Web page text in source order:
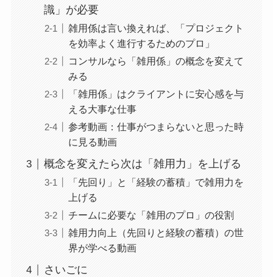
識」が必要
雑用係は言い換えれば、「プロジェクト
を効率よく進行するためのプロ」
コンサルなら「雑用係」の概念を変えて
みる
「雑用係」はクライアントに安心感を与
える大事な仕事
参考動画：仕事がつまらないと思った時
に見る動画
概念を変えたら次は「雑用力」を上げる
「先回り」と「経験の蓄積」で雑用力を
上げる
チームに必要な「雑用のプロ」の役割
雑用力向上（先回りと経験の蓄積）の世
界が学べる動画
さいごに